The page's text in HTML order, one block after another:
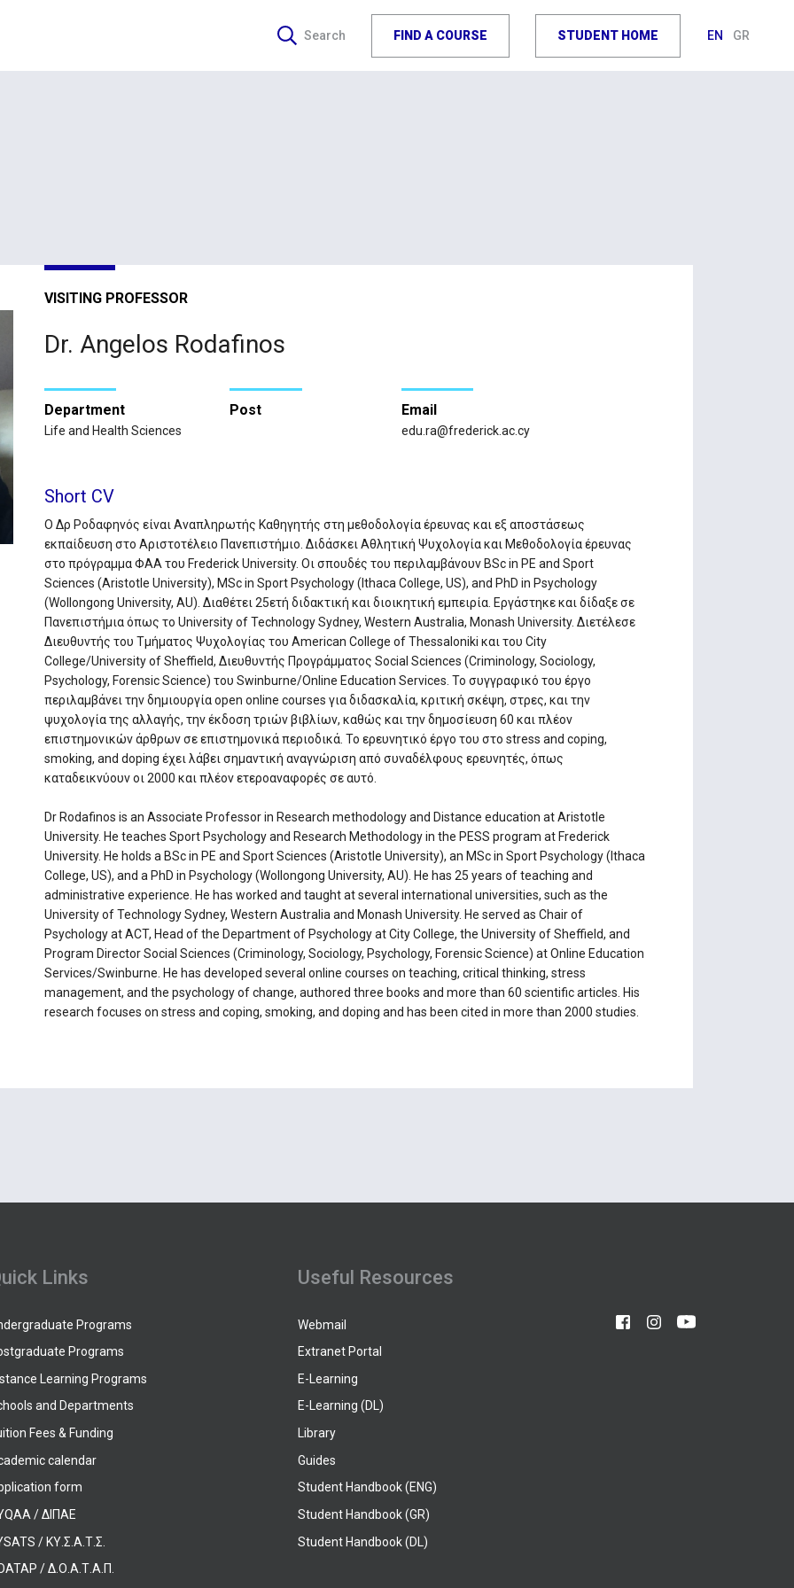
Search FIND A COURSE STUDENT HOME EN GR
VISITING PROFESSOR
Dr. Angelos Rodafinos
Department
Life and Health Sciences
Post Email
edu.ra@frederick.ac.cy
Short CV
O Δρ Ροδαφηνός είναι Αναπληρωτής Καθηγητής στη μεθοδολογία έρευνας και εξ αποστάσεως
εκπαίδευση στο Αριστοτέλειο Πανεπιστήμιο. Διδάσκει Αθλητική Ψυχολογία και Μεθοδολογία έρευνας
στο πρόγραμμα ΦΑΑ του Frederick University. Οι σπουδές του περιλαμβάνουν BSc in PE and Sport
Sciences (Aristotle University), MSc in Sport Psychology (Ithaca College, US), and PhD in Psychology
(Wollongong University, AU). Διαθέτει 25ετή διδακτική και διοικητική εμπειρία. Εργάστηκε και δίδαξε σε
Πανεπιστήμια όπως το University of Technology Sydney, Western Australia, Monash University. Διετέλεσε
Διευθυντής του Τμήματος Ψυχολογίας του American College of Thessaloniki και του City
College/University of Sheffield, Διευθυντής Προγράμματος Social Sciences (Criminology, Sociology,
Psychology, Forensic Science) του Swinburne/Online Education Services. Το συγγραφικό του έργο
περιλαμβάνει την δημιουργία open online courses για διδασκαλία, κριτική σκέψη, στρες, και την
ψυχολογία της αλλαγής, την έκδοση τριών βιβλίων, καθώς και την δημοσίευση 60 και πλέον
επιστημονικών άρθρων σε επιστημονικά περιοδικά. Το ερευνητικό έργο του στο stress and coping,
smoking, and doping έχει λάβει σημαντική αναγνώριση από συναδέλφους ερευνητές, όπως
καταδεικνύουν οι 2000 και πλέον ετεροαναφορές σε αυτό.
Dr Rodafinos is an Associate Professor in Research methodology and Distance education at Aristotle
University. He teaches Sport Psychology and Research Methodology in the PESS program at Frederick
University. He holds a BSc in PE and Sport Sciences (Aristotle University), an MSc in Sport Psychology (Ithaca
College, US), and a PhD in Psychology (Wollongong University, AU). He has 25 years of teaching and
administrative experience. He has worked and taught at several international universities, such as the
University of Technology Sydney, Western Australia and Monash University. He served as Chair of
Psychology at ACT, Head of the Department of Psychology at City College, the University of Sheffield, and
Program Director Social Sciences (Criminology, Sociology, Psychology, Forensic Science) at Online Education
Services/Swinburne. He has developed several online courses on teaching, critical thinking, stress
management, and the psychology of change, authored three books and more than 60 scientific articles. His
research focuses on stress and coping, smoking, and doping and has been cited in more than 2000 studies.
Links
Programs
Programs
Learning Programs
and Departments
Fees & Funding
calendar
form
/ ΔΙΠΑΕ
/ ΚΥ.Σ.Α.Τ.Σ.
/ Δ.Ο.Α.Τ.Α.Π.
Useful Resources
Webmail
Extranet Portal
E-Learning
E-Learning (DL)
Library
Guides
Student Handbook (ENG)
Student Handbook (GR)
Student Handbook (DL)